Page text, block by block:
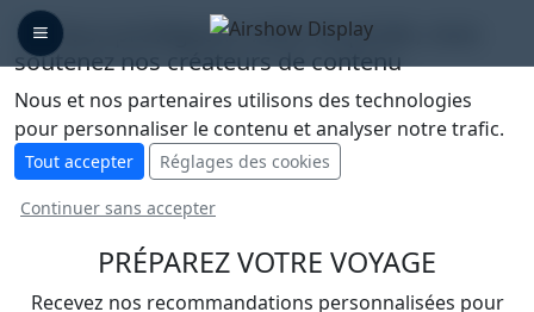
🛡️ Nous protégeons votre vie privée, vous
soutenez nos créateurs de contenu
Nous et nos partenaires utilisons des technologies
pour personnaliser le contenu et analyser notre trafic.
Tout accepter Réglages des cookies
Continuer sans accepter
PRÉPAREZ VOTRE VOYAGE
Recevez nos recommandations personnalisées pour